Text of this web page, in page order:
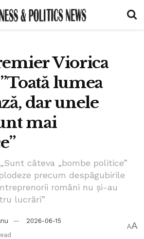
Viorica
lumea
dar unele
mai
câteva „bombe politice”
precum despăgubirile
români nu și-au
lucrări”
2026-06-15
AA